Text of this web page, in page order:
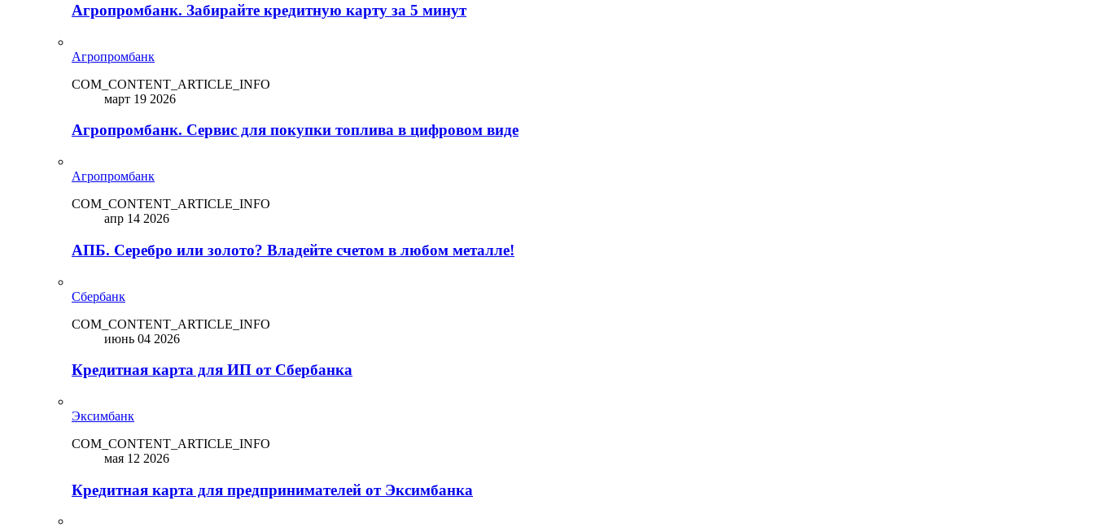
Агропромбанк. Забирайте кредитную карту за 5 минут
Агропромбанк
COM_CONTENT_ARTICLE_INFO
март 19 2026
Агропромбанк. Сервис для покупки топлива в цифровом виде
Агропромбанк
COM_CONTENT_ARTICLE_INFO
апр 14 2026
АПБ. Серебро или золото? Владейте счетом в любом металле!
Сбербанк
COM_CONTENT_ARTICLE_INFO
июнь 04 2026
Кредитная карта для ИП от Сбербанка
Эксимбанк
COM_CONTENT_ARTICLE_INFO
мая 12 2026
Кредитная карта для предпринимателей от Эксимбанка